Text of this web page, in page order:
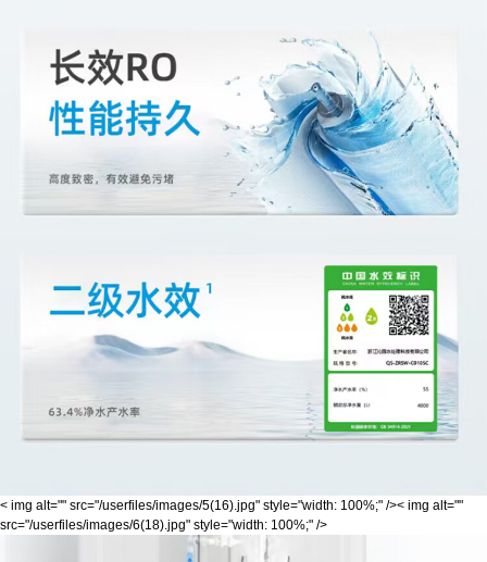
< img alt="" src="/userfiles/images/5(16).jpg" style="width: 100%;" />< img alt=""
src="/userfiles/images/6(18).jpg" style="width: 100%;" />